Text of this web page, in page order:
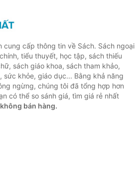
cung cấp thông tin về Sách. Sách ngoại
tiểu thuyết, học tập, sách thiếu
sách giáo khoa, sách tham khảo,
sức khỏe, giáo dục... Bằng khả năng
ngừng, chúng tôi đã tổng hợp hơn
có thể so sánh giá, tìm giá rẻ nhất
bán hàng.